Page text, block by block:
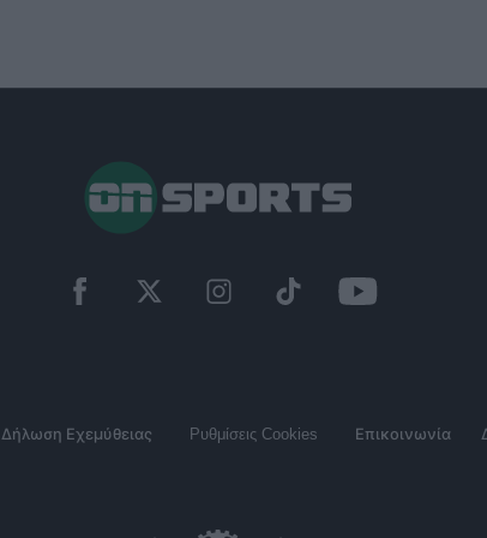
Δήλωση Εχεμύθειας Ρυθμίσεις Cookies Επικοινωνία